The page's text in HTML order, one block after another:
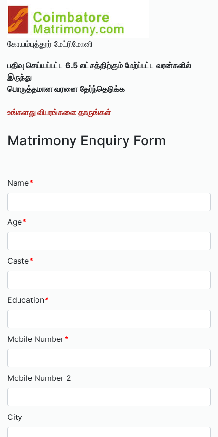
கோயம்புத்தூர் மேட்ரிமோனி
பதிவு செய்யப்பட்ட 6.5 லட்சத்திற்கும் மேற்ப்பட்ட வரன்களில்
இருந்து
பொருத்தமான வரனை தேர்ந்தெடுக்க
உங்களது விபரங்களை தாருங்கள்
Matrimony Enquiry Form
Name*
Age*
Caste*
Education*
Mobile Number*
Mobile Number 2
City